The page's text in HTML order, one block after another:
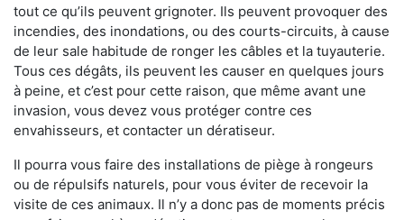
tout ce qu’ils peuvent grignoter. Ils peuvent provoquer des
incendies, des inondations, ou des courts-circuits, à cause
de leur sale habitude de ronger les câbles et la tuyauterie.
Tous ces dégâts, ils peuvent les causer en quelques jours
à peine, et c’est pour cette raison, que même avant une
invasion, vous devez vous protéger contre ces
envahisseurs, et contacter un dératiseur.
Il pourra vous faire des installations de piège à rongeurs
ou de répulsifs naturels, pour vous éviter de recevoir la
visite de ces animaux. Il n’y a donc pas de moments précis